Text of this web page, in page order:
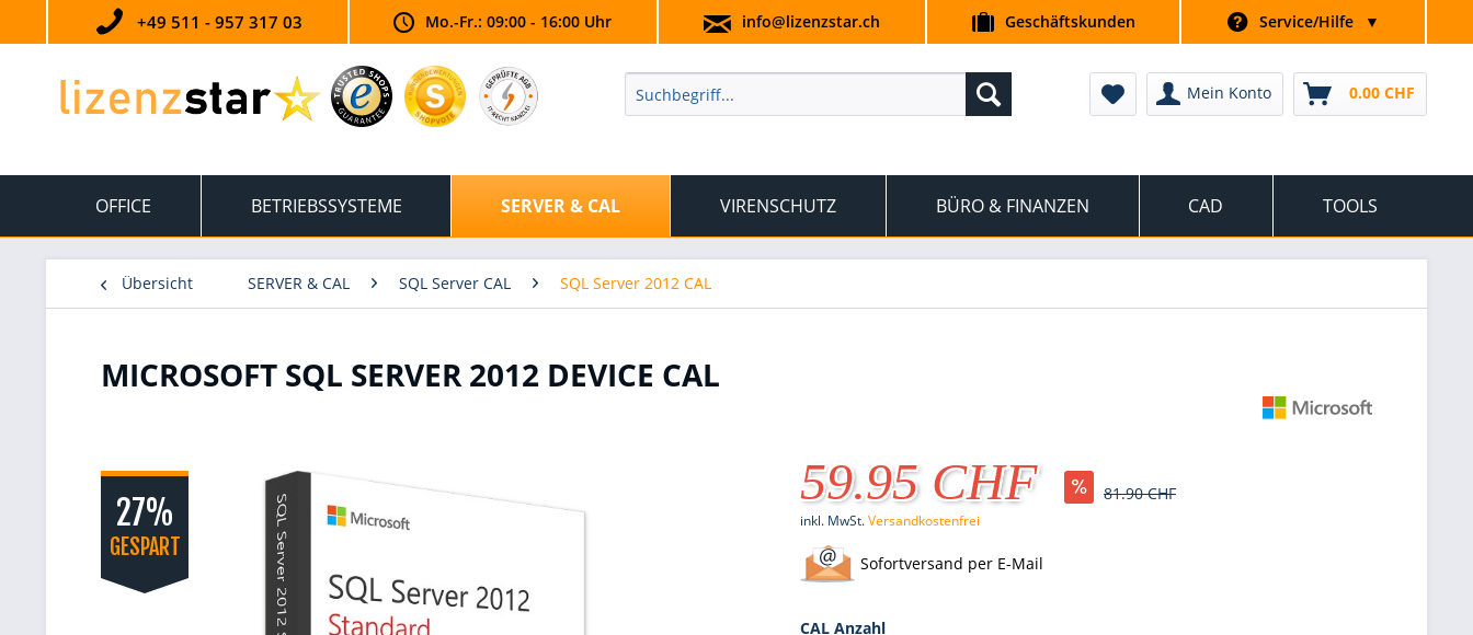
+49 511 - 957 317 03 Mo.-Fr.: 09:00 - 16:00 Uhr info@lizenzstar.ch Geschäftskunden Service/Hilfe ▼
Mein Konto 0.00 CHF
OFFICE BETRIEBSSYSTEME SERVER & CAL VIRENSCHUTZ BÜRO & FINANZEN CAD TOOLS
Übersicht SERVER & CAL SQL Server CAL SQL Server 2012 CAL
MICROSOFT SQL SERVER 2012 DEVICE CAL
27%
GESPART
59.95 CHF 81.90 CHF
inkl. MwSt.Versandkostenfrei
Sofortversand per E-Mail
CAL Anzahl